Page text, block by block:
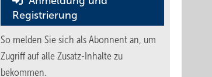
Registrierung
So melden Sie sich als Abonnent an, um
Zugriff auf alle Zusatz-Inhalte zu
bekommen.